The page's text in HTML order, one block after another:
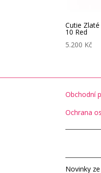
Cutie
10 Red
5.200 Kč
Obchodní
Ochrana
Novinky